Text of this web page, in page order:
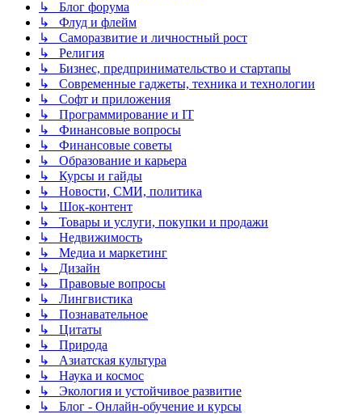
↳ Блог форума
↳ Флуд и флейм
↳ Саморазвитие и личностный рост
↳ Религия
↳ Бизнес, предпринимательство и стартапы
↳ Современные гаджеты, техника и технологии
↳ Софт и приложения
↳ Программирование и IT
↳ Финансовые вопросы
↳ Финансовые советы
↳ Образование и карьера
↳ Курсы и гайды
↳ Новости, СМИ, политика
↳ Шок-контент
↳ Товары и услуги, покупки и продажи
↳ Недвижимость
↳ Медиа и маркетинг
↳ Дизайн
↳ Правовые вопросы
↳ Лингвистика
↳ Познавательное
↳ Цитаты
↳ Природа
↳ Азиатская культура
↳ Наука и космос
↳ Экология и устойчивое развитие
↳ Блог - Онлайн-обучение и курсы